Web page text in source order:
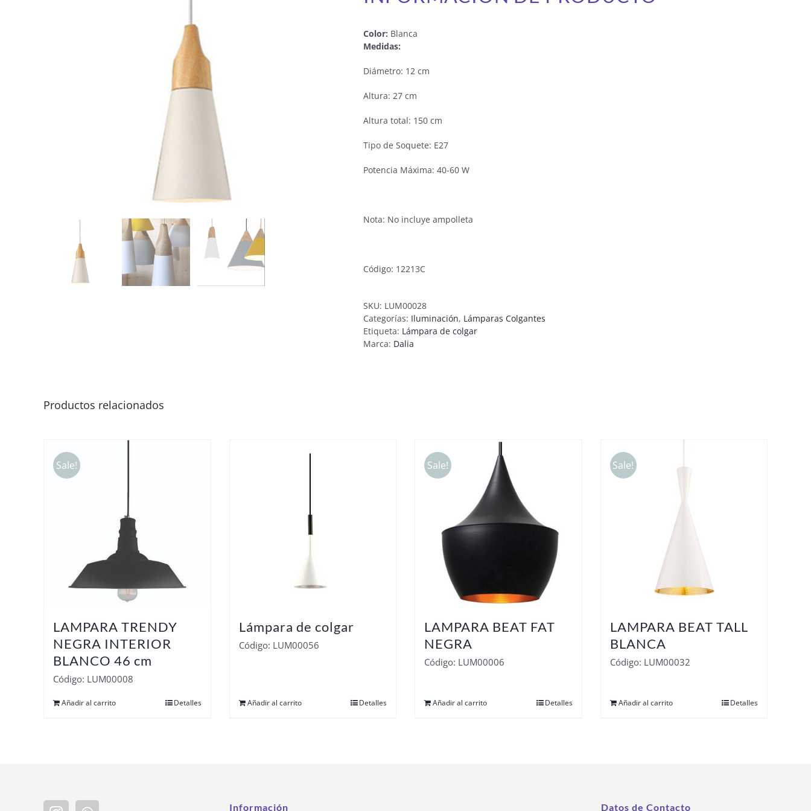
Color: Blanca
Medidas:
Diámetro: 12 cm
Altura: 27 cm
Altura total: 150 cm
Tipo de Soquete: E27
Potencia Máxima: 40-60 W
Nota: No incluye ampolleta
Código: 12213C
SKU: LUM00028
Categorías: Iluminación, Lámparas Colgantes
Etiqueta: Lámpara de colgar
Marca: Dalia
Productos relacionados
Sale!
LAMPARA TRENDY
NEGRA INTERIOR
BLANCO 46 cm
Código: LUM00008
Añadir al carrito Detalles
Lámpara de colgar
Código: LUM00056
Añadir al carrito Detalles
Sale!
LAMPARA BEAT FAT
NEGRA
Código: LUM00006
Añadir al carrito Detalles
Sale!
LAMPARA BEAT TALL
BLANCA
Código: LUM00032
Añadir al carrito Detalles
Información Datos de Contacto